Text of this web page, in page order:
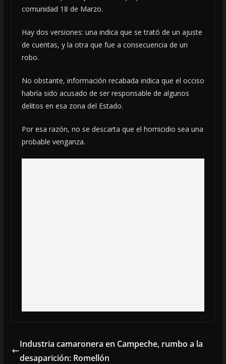
comunidad 18 de Marzo.
Hay dos versiones: una indica que se trató de un ajuste
de cuentas, y la otra que fue a consecuencia de un
robo.
No obstante, información recabada indica que el occiso
habría sido acusado de ser responsable de algunos
delitos en esa zona del Estado.
Por esa razón, no se descarta que el homicidio sea una
probable venganza.
Industria camaronera en Campeche, rumbo a la
desaparición: Romellón